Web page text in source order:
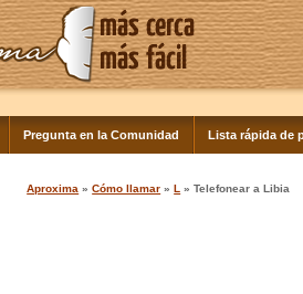
Pregunta en la Comunidad Lista rápida de
Aproxima »Cómo llamar »L » Telefonear a Libia